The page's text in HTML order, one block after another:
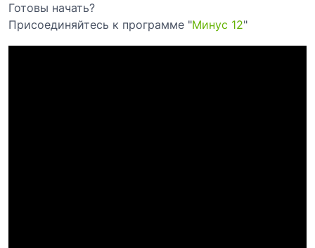
Готовы начать?
Присоединяйтесь к программе "Минус 12"